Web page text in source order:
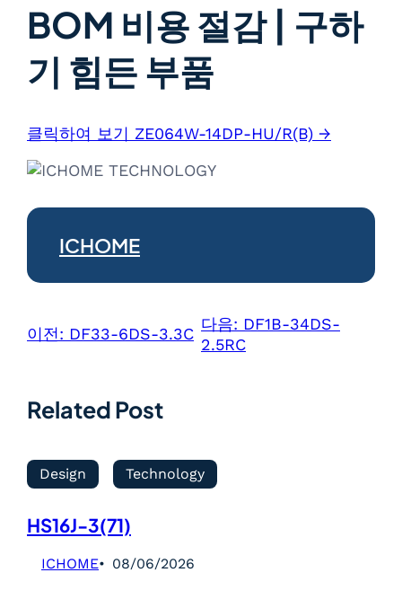
BOM 비용 절감 | 구하
기 힘든 부품
클릭하여 보기 ZE064W-14DP-HU/R(B) →
ICHOME
이전: DF33-6DS-3.3C
다음: DF1B-34DS-
2.5RC
Related Post
Design Technology
HS16J-3(71)
ICHOME 08/06/2026